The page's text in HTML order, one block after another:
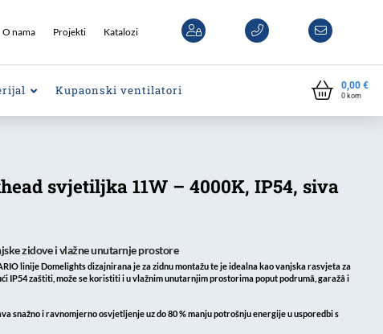
O nama Projekti Katalozi
Kupaonski ventilatori 0,00 €
0kom
svjetiljka 11W – 4000K, IP54, siva
zidove i vlažne unutarnje prostore
linijeDomelightsdizajnirana je za zidnu montažu te je idealna kao vanjska rasvjeta za
IP54 zaštiti, može se koristiti i uvlažnim unutarnjim prostorimapoput podrumâ, garažâ i
snažno i ravnomjerno osvjetljenje uzdo 80 % manju potrošnju energijeu usporedbi s